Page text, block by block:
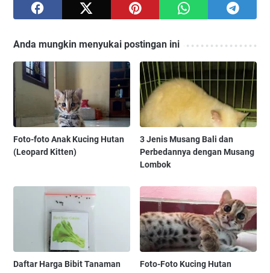
Anda mungkin menyukai postingan ini
Foto-foto Anak Kucing Hutan
(Leopard Kitten)
3 Jenis Musang Bali dan
Perbedannya dengan Musang
Lombok
Daftar Harga Bibit Tanaman
Foto-Foto Kucing Hutan